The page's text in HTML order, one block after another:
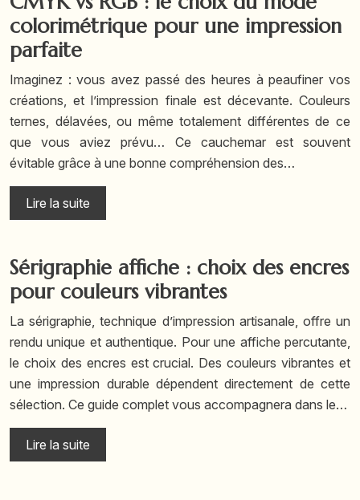
colorimétrique pour une impression
parfaite
Imaginez : vous avez passé des heures à peaufiner vos
créations, et l’impression finale est décevante. Couleurs
ternes, délavées, ou même totalement différentes de ce
que vous aviez prévu… Ce cauchemar est souvent
évitable grâce à une bonne compréhension des…
Lire la suite
Sérigraphie affiche : choix des encres
pour couleurs vibrantes
La sérigraphie, technique d’impression artisanale, offre un
rendu unique et authentique. Pour une affiche percutante,
le choix des encres est crucial. Des couleurs vibrantes et
une impression durable dépendent directement de cette
sélection. Ce guide complet vous accompagnera dans le…
Lire la suite